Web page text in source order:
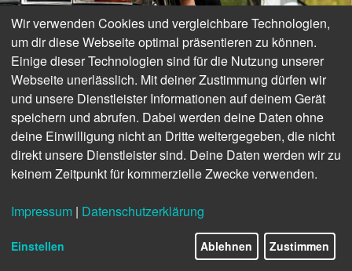
Wir verwenden Cookies und vergleichbare Technologien,
um dir diese Webseite optimal präsentieren zu können.
Einige dieser Technologien sind für die Nutzung unserer
Webseite unerlässlich. Mit deiner Zustimmung dürfen wir
und unsere Dienstleister Informationen auf deinem Gerät
speichern und abrufen. Dabei werden deine Daten ohne
deine Einwilligung nicht an Dritte weitergegeben, die nicht
direkt unsere Dienstleister sind. Deine Daten werden wir zu
keinem Zeitpunkt für kommerzielle Zwecke verwenden.
Impressum | Datenschutzerklärung
Einstellen Ablehnen Zustimmen